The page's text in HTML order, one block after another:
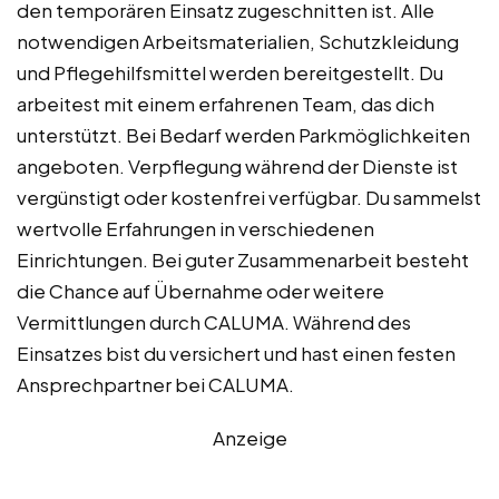
den temporären Einsatz zugeschnitten ist. Alle
notwendigen Arbeitsmaterialien, Schutzkleidung
und Pflegehilfsmittel werden bereitgestellt. Du
arbeitest mit einem erfahrenen Team, das dich
unterstützt. Bei Bedarf werden Parkmöglichkeiten
angeboten. Verpflegung während der Dienste ist
vergünstigt oder kostenfrei verfügbar. Du sammelst
wertvolle Erfahrungen in verschiedenen
Einrichtungen. Bei guter Zusammenarbeit besteht
die Chance auf Übernahme oder weitere
Vermittlungen durch CALUMA. Während des
Einsatzes bist du versichert und hast einen festen
Ansprechpartner bei CALUMA.
Anzeige